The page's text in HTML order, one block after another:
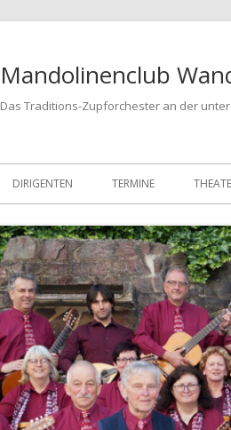
Mandolinenclub
Das Traditions-Zupforchester an der
DIRIGENTEN TERMINE
2017
2014
2012
2010
2008